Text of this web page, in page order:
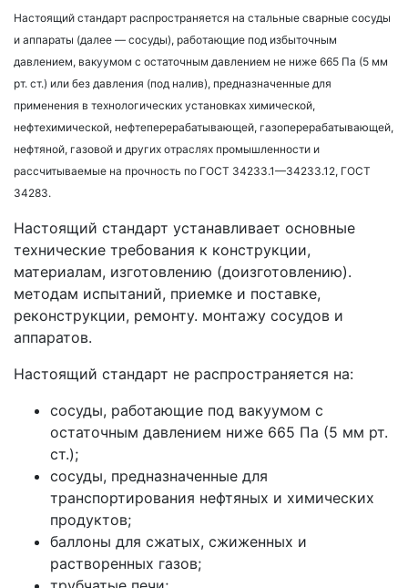
Настоящий стандарт распространяется на стальные сварные сосуды
и аппараты (далее — сосуды), работающие под избыточным
давлением, вакуумом с остаточным давлением не ниже 665 Па (5 мм
рт. ст.) или без давления (под налив), предназначенные для
применения в технологических установках химической,
нефтехимической, нефтеперерабатывающей, газоперерабатывающей,
нефтяной, газовой и других отраслях промышленности и
рассчитываемые на прочность по ГОСТ 34233.1—34233.12, ГОСТ
34283.
Настоящий стандарт устанавливает основные
технические требования к конструкции,
материалам, изготовлению (доизготовлению).
методам испытаний, приемке и поставке,
реконструкции, ремонту. монтажу сосудов и
аппаратов.
Настоящий стандарт не распространяется на:
сосуды, работающие под вакуумом с
остаточным давлением ниже 665 Па (5 мм рт.
ст.);
сосуды, предназначенные для
транспортирования нефтяных и химических
продуктов;
баллоны для сжатых, сжиженных и
растворенных газов;